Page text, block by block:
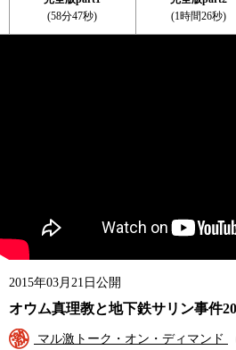
(58分47秒)
(1時間26秒)
2015年03月21日公開
オウム真理教と地下鉄サリン事件
マル激トーク・オン・ディマンド